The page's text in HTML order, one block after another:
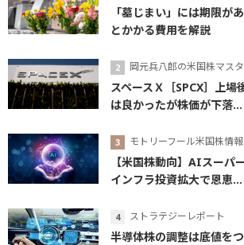
「墓じまい」には期限が
とかかる費用を解説
岡元兵八郎の米国株マス
スペースＸ［SPCX］上
は良かったが株価が下落...
モトリーフール米国株情報
【米国株動向】AIスーパ
インフラ投資拡大で恩恵...
ストラテジーレポート
半導体株の調整は底値を